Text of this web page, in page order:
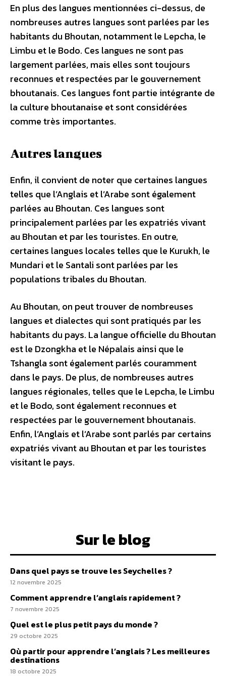
En plus des langues mentionnées ci-dessus, de
nombreuses autres langues sont parlées par les
habitants du Bhoutan, notamment le Lepcha, le
Limbu et le Bodo. Ces langues ne sont pas
largement parlées, mais elles sont toujours
reconnues et respectées par le gouvernement
bhoutanais. Ces langues font partie intégrante de
la culture bhoutanaise et sont considérées
comme très importantes.
Autres langues
Enfin, il convient de noter que certaines langues
telles que l’Anglais et l’Arabe sont également
parlées au Bhoutan. Ces langues sont
principalement parlées par les expatriés vivant
au Bhoutan et par les touristes. En outre,
certaines langues locales telles que le Kurukh, le
Mundari et le Santali sont parlées par les
populations tribales du Bhoutan.
Au Bhoutan, on peut trouver de nombreuses
langues et dialectes qui sont pratiqués par les
habitants du pays. La langue officielle du Bhoutan
est le Dzongkha et le Népalais ainsi que le
Tshangla sont également parlés couramment
dans le pays. De plus, de nombreuses autres
langues régionales, telles que le Lepcha, le Limbu
et le Bodo, sont également reconnues et
respectées par le gouvernement bhoutanais.
Enfin, l’Anglais et l’Arabe sont parlés par certains
expatriés vivant au Bhoutan et par les touristes
visitant le pays.
Sur le blog
Dans quel pays se trouve les Seychelles ?
12 novembre 2025
Comment apprendre l’anglais rapidement ?
7 novembre 2025
Quel est le plus petit pays du monde ?
29 octobre 2025
Où partir pour apprendre l’anglais ? Les meilleures
destinations
18 octobre 2025